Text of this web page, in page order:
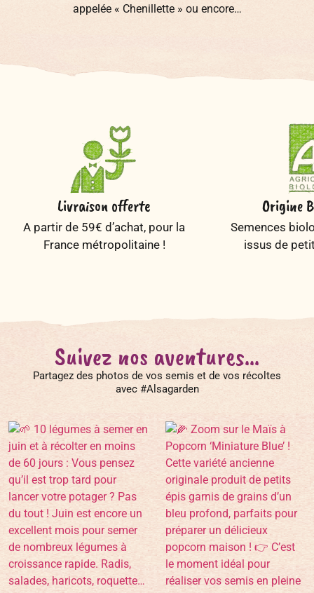
appelée « Chenillette » ou encore…
Livraison offerte
A partir de 59€ d’achat, pour la
France métropolitaine !
Origine
Semences
issus de
Suivez nos aventures...
Partagez des photos de vos semis et de vos récoltes
avec #Alsagarden